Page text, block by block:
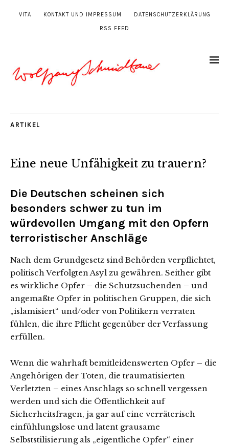
VITA KONTAKT UND IMPRESSUM DATENSCHUTZERKLÄRUNG
RSS FEED
ARTIKEL
Eine neue Unfähigkeit zu trauern?
Die Deutschen scheinen sich
besonders schwer zu tun im
würdevollen Umgang mit den Opfern
terroristischer Anschläge
Nach dem Grundgesetz sind Behörden verpflichtet,
politisch Verfolgten Asyl zu gewähren. Seither gibt
es wirkliche Opfer – die Schutzsuchenden – und
angemaßte Opfer in politischen Gruppen, die sich
„islamisiert“ und/oder von Politikern verraten
fühlen, die ihre Pflicht gegenüber der Verfassung
erfüllen.
Wenn die wahrhaft bemitleidenswerten Opfer – die
Angehörigen der Toten, die traumatisierten
Verletzten – eines Anschlags so schnell vergessen
werden und sich die Öffentlichkeit auf
Sicherheitsfragen, ja gar auf eine verräterisch
einfühlungslose und latent grausame
Selbststilisierung als „eigentliche Opfer“ einer